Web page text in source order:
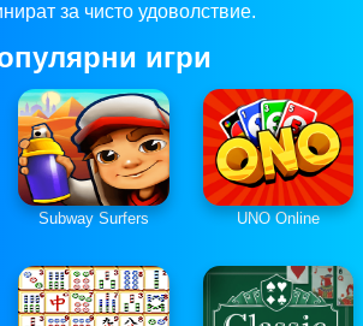
за чисто удоволствие.
игри
Subway Surfers UNO Online